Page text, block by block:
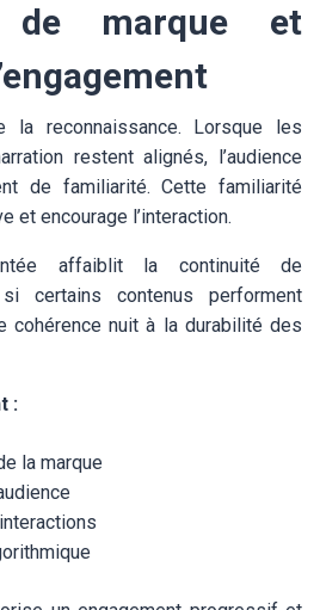
de marque et
la reconnaissance. Lorsque les
restent alignés, l’audience
de familiarité. Cette familiarité
et encourage l’interaction.
affaiblit la continuité de
si certains contenus performent
cohérence nuit à la durabilité des
:
la marque